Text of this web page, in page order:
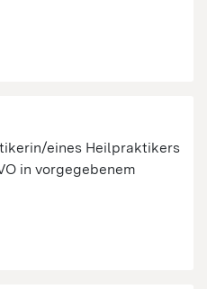
eines Heilpraktikers
in vorgegebenem